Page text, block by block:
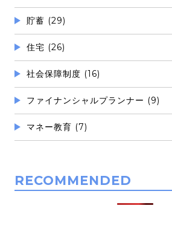
貯蓄 (29)
住宅 (26)
社会保障制度 (16)
ファイナンシャルプランナー (9)
マネー教育 (7)
RECOMMENDED